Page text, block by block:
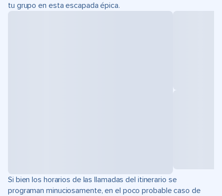
tu grupo en esta escapada épica.
Si bien los horarios de las llamadas del itinerario se
programan minuciosamente, en el poco probable caso de